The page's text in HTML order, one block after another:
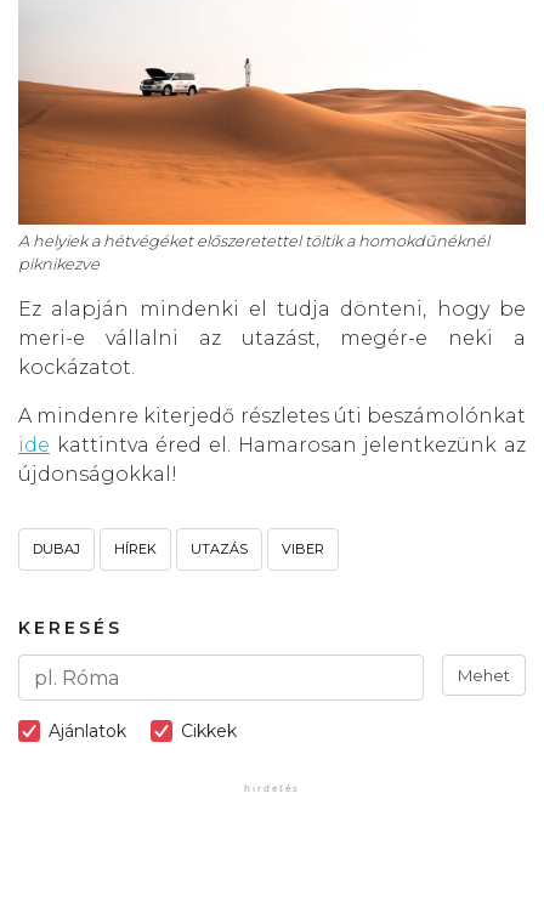
A helyiek a hétvégéket előszeretettel töltik a homokdűnéknél
piknikezve
Ez alapján mindenki el tudja dönteni, hogy be
meri-e vállalni az utazást, megér-e neki a
kockázatot.
A mindenre kiterjedő részletes úti beszámolónkat
ide kattintva éred el. Hamarosan jelentkezünk az
újdonságokkal!
DUBAJ HÍREK UTAZÁS VIBER
KERESÉS
Mehet
Ajánlatok Cikkek